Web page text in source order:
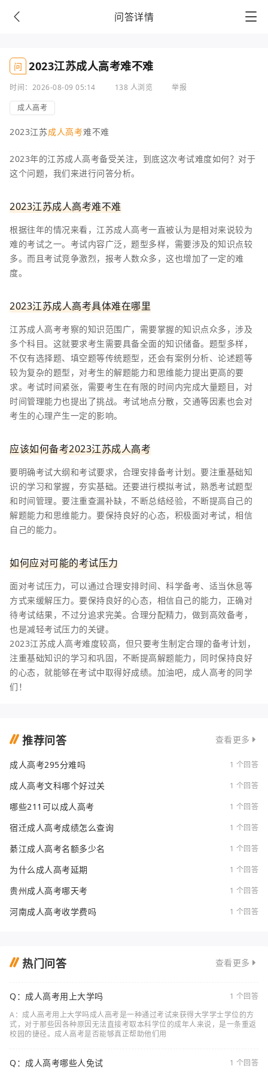
问答详情
问 2023江苏成人高考难不难
时间：2026-08-09 05:14 138 人浏览
举报
成人高考
2023江苏成人高考难不难
2023年的江苏成人高考备受关注，到底这次考试难度如何？对于
这个问题，我们来进行问答分析。
2023江苏成人高考难不难
根据往年的情况来看，江苏成人高考一直被认为是相对来说较为
难的考试之一。考试内容广泛，题型多样，需要涉及的知识点较
多。而且考试竞争激烈，报考人数众多，这也增加了一定的难
度。
2023江苏成人高考具体难在哪里
江苏成人高考考察的知识范围广，需要掌握的知识点众多，涉及
多个科目。这就要求考生需要具备全面的知识储备。题型多样，
不仅有选择题、填空题等传统题型，还会有案例分析、论述题等
较为复杂的题型，对考生的解题能力和思维能力提出更高的要
求。考试时间紧张，需要考生在有限的时间内完成大量题目，对
时间管理能力也提出了挑战。考试地点分散，交通等因素也会对
考生的心理产生一定的影响。
应该如何备考2023江苏成人高考
要明确考试大纲和考试要求，合理安排备考计划。要注重基础知
识的学习和掌握，夯实基础。还要进行模拟考试，熟悉考试题型
和时间管理。要注重查漏补缺，不断总结经验，不断提高自己的
解题能力和思维能力。要保持良好的心态，积极面对考试，相信
自己的能力。
如何应对可能的考试压力
面对考试压力，可以通过合理安排时间、科学备考、适当休息等
方式来缓解压力。要保持良好的心态，相信自己的能力，正确对
待考试结果，不过分追求完美。合理分配精力，做到高效备考，
也是减轻考试压力的关键。
2023江苏成人高考难度较高，但只要考生制定合理的备考计划，
注重基础知识的学习和巩固，不断提高解题能力，同时保持良好
的心态，就能够在考试中取得好成绩。加油吧，成人高考的同学
们！
推荐问答 查看更多
成人高考295分难吗 1 个回答
成人高考文科哪个好过关 1 个回答
哪些211可以成人高考 1 个回答
宿迁成人高考成绩怎么查询 1 个回答
綦江成人高考名额多少名 1 个回答
为什么成人高考延期 1 个回答
贵州成人高考哪天考 1 个回答
河南成人高考收学费吗 1 个回答
热门问答 查看更多
Q：成人高考用上大学吗
1 个回答
A：成人高考用上大学吗成人高考是一种通过考试来获得大学学士学位的方
式，对于那些因各种原因无法直接考取本科学位的成年人来说，是一条重返
校园的捷径。成人高考是否能够真正帮助他们用
Q：成人高考哪些人免试 1 个回答